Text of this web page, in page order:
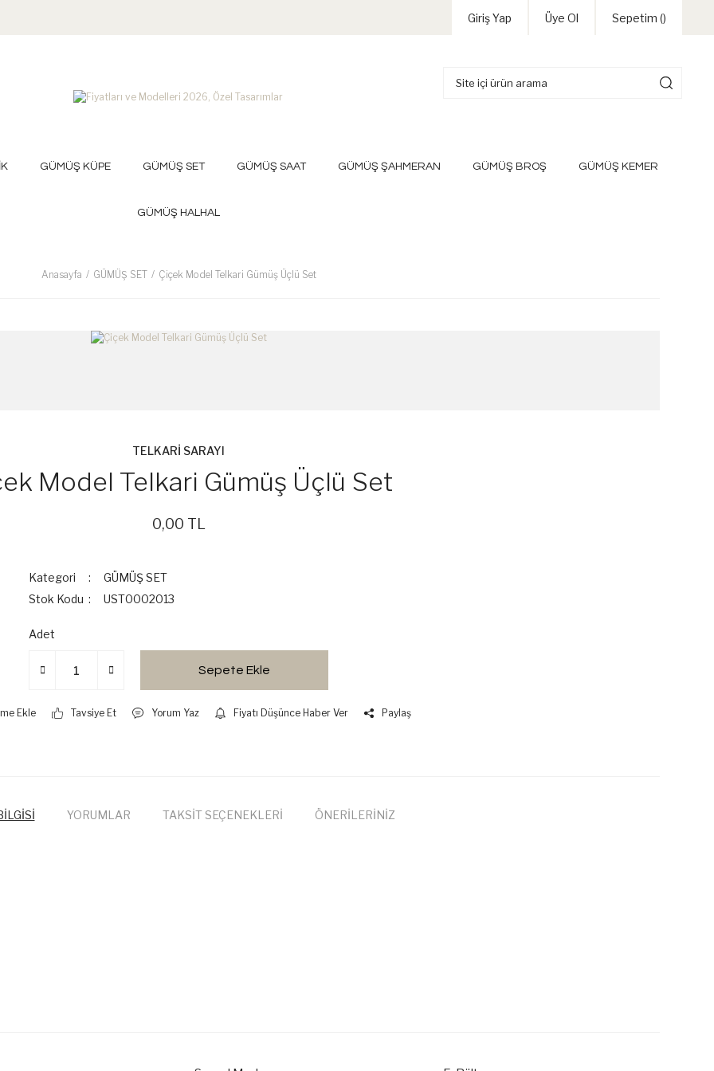
Giriş Yap Üye Ol Sepetim ()
GÜMÜŞ KÜPE GÜMÜŞ SET GÜMÜŞ SAAT GÜMÜŞ ŞAHMERAN GÜMÜŞ BROŞ GÜMÜŞ KEMER
GÜMÜŞ HALHAL
Anasayfa GÜMÜŞ SET Çiçek Model Telkari Gümüş Üçlü Set
TELKARİ SARAYI
Model Telkari Gümüş Üçlü Set
0,00 TL
Kategori
GÜMÜŞ SET
Stok Kodu
UST0002013
Adet
Sepete Ekle
Tavsiye Et Yorum Yaz Fiyatı Düşünce Haber Ver Paylaş
YORUMLAR TAKSİT SEÇENEKLERİ ÖNERİLERİNİZ